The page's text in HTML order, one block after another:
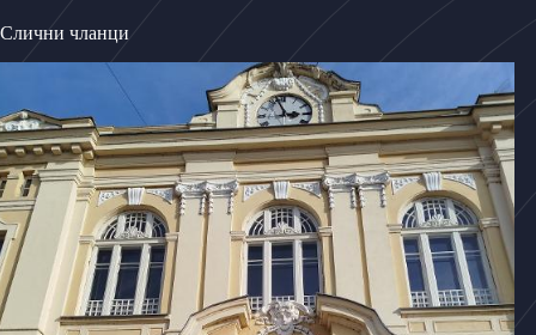
Слични чланци